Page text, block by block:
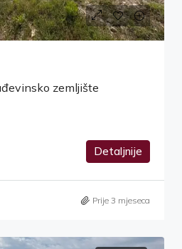
zemljište
Detaljnije
Prije 3 mjeseca